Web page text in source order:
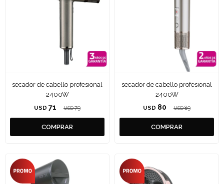
secador de cabello profesional
2400W
USD 71 USD 79
secador de cabello profesional
2400W
USD 80 USD 89